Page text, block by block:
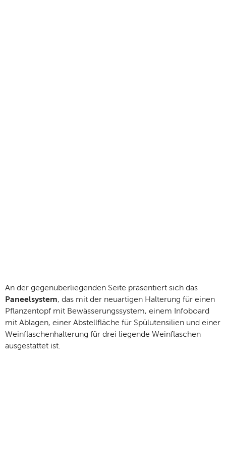
An der gegenüberliegenden Seite präsentiert sich das
Paneelsystem, das mit der neuartigen Halterung für einen
Pflanzentopf mit Bewässerungssystem, einem Infoboard
mit Ablagen, einer Abstellfläche für Spülutensilien und einer
Weinflaschenhalterung für drei liegende Weinflaschen
ausgestattet ist.